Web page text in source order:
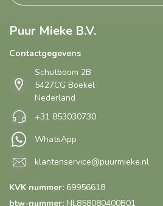
Puur Mieke B.V.
Contactgegevens
Schutboom 2B
5427CG Boekel
Nederland
+31 853030730
WhatsApp
klantenservice@puurmieke.nl
KVK nummer: 69956618
btw-nummer: NL858080400B01